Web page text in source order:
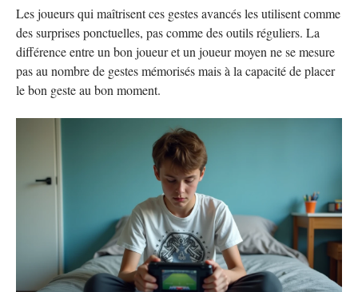
Les joueurs qui maîtrisent ces gestes avancés les utilisent comme
des surprises ponctuelles, pas comme des outils réguliers. La
différence entre un bon joueur et un joueur moyen ne se mesure
pas au nombre de gestes mémorisés mais à la capacité de placer
le bon geste au bon moment.